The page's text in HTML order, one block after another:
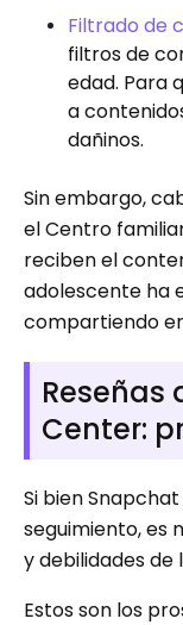
Filtrado de
filtros de
edad. Para
a
dañinos.
Sin embargo,
el Centro
reciben el
adolescente ha
compartiendo
Reseñas
Center:
Si bien
seguimiento, es
y debilidades de
Estos son los